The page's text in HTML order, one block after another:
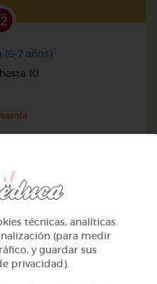
(6-7 años)
10
técnicas, analíticas
(para medir
y guardar sus
privacidad).